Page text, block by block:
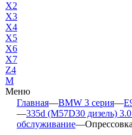
X2
X3
X4
X5
X6
X7
Z4
М
Меню
Главная—BMW 3 серия—
—335d (M57D30 дизель)
обслуживание—